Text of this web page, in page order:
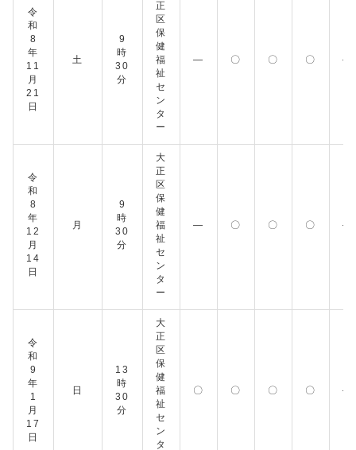
令
和
8
年
11
月
21
日
土
9
時
30
分
正
区
保
健
福
祉
セ
ン
タ
ー
― 〇 〇 〇 ―
令
和
8
年
12
月
14
日
月
9
時
30
分
大
正
区
保
健
福
祉
セ
ン
タ
ー
― 〇 〇 〇 ―
令
和
9
年
1
月
17
日
日
13
時
30
分
大
正
区
保
健
福
祉
セ
ン
タ
〇 〇 〇 〇 ―